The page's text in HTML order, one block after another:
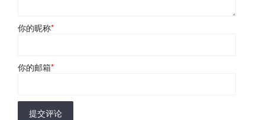
你的昵称*
你的邮箱*
提交评论